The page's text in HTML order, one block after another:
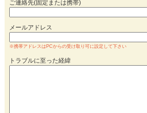
ご連絡先(固定または携帯)
メールアドレス
※携帯アドレスはPCからの受け取り可に設定して下さい
トラブルに至った経緯